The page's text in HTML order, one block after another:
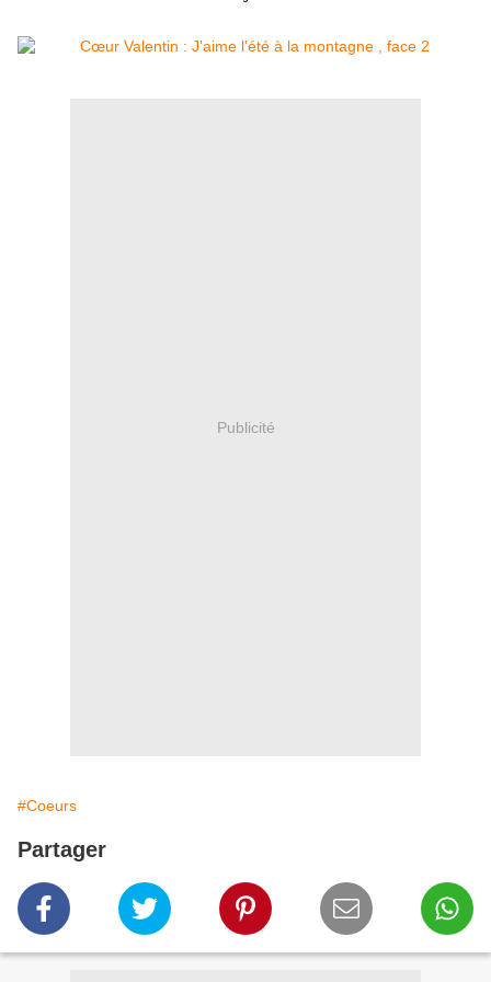
Publicité
#Coeurs
Partager